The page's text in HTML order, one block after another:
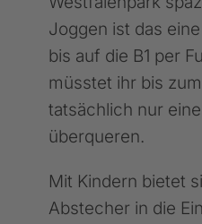
Joggen ist das
bis auf die B1 per
müsstet ihr bis
tatsächlich nur
überqueren.
Mit Kindern bietet
Abstecher in die